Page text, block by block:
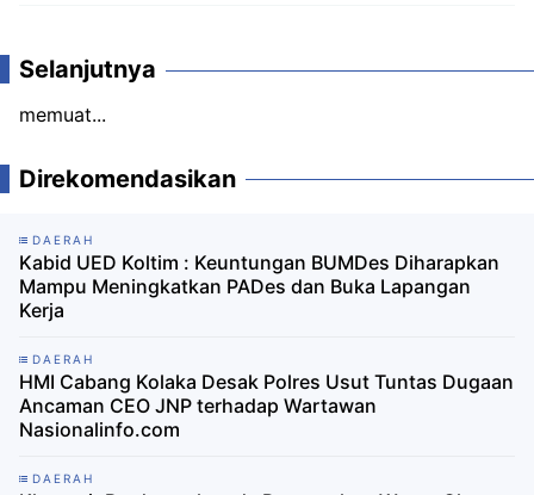
Selanjutnya
memuat...
Direkomendasikan
DAERAH
Kabid UED Koltim : Keuntungan BUMDes Diharapkan
Mampu Meningkatkan PADes dan Buka Lapangan
Kerja
DAERAH
HMI Cabang Kolaka Desak Polres Usut Tuntas Dugaan
Ancaman CEO JNP terhadap Wartawan
Nasionalinfo.com
DAERAH